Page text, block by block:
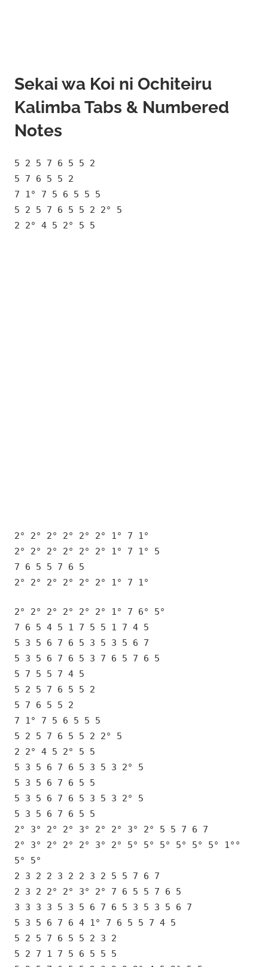
Sekai wa Koi ni Ochiteiru
Kalimba Tabs & Numbered
Notes
5 2 5 7 6 5 5 2
5 7 6 5 5 2
7 1° 7 5 6 5 5 5
5 2 5 7 6 5 5 2 2° 5
2 2° 4 5 2° 5 5
2° 2° 2° 2° 2° 2° 1° 7 1°
2° 2° 2° 2° 2° 2° 1° 7 1° 5
7 6 5 5 7 6 5
2° 2° 2° 2° 2° 2° 1° 7 1°
2° 2° 2° 2° 2° 2° 1° 7 6° 5°
7 6 5 4 5 1 7 5 5 1 7 4 5
5 3 5 6 7 6 5 3 5 3 5 6 7
5 3 5 6 7 6 5 3 7 6 5 7 6 5
5 7 5 5 7 4 5
5 2 5 7 6 5 5 2
5 7 6 5 5 2
7 1° 7 5 6 5 5 5
5 2 5 7 6 5 5 2 2° 5
2 2° 4 5 2° 5 5
5 3 5 6 7 6 5 3 5 3 2° 5
5 3 5 6 7 6 5 5
5 3 5 6 7 6 5 3 5 3 2° 5
5 3 5 6 7 6 5 5
2° 3° 2° 2° 3° 2° 2° 3° 2° 5 5 7 6 7
2° 3° 2° 2° 2° 3° 2° 5° 5° 5° 5° 5° 5° 1°°
5° 5°
2 3 2 2 3 2 2 3 2 5 5 7 6 7
2 3 2 2° 2° 3° 2° 7 6 5 5 7 6 5
3 3 3 3 5 3 5 6 7 6 5 3 5 3 5 6 7
5 3 5 6 7 6 4 1° 7 6 5 5 7 4 5
5 2 5 7 6 5 5 2 3 2
5 2 7 1 7 5 6 5 5 5